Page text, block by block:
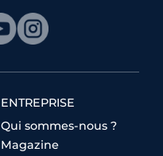
ENTREPRISE
Qui sommes-nous ?
Magazine